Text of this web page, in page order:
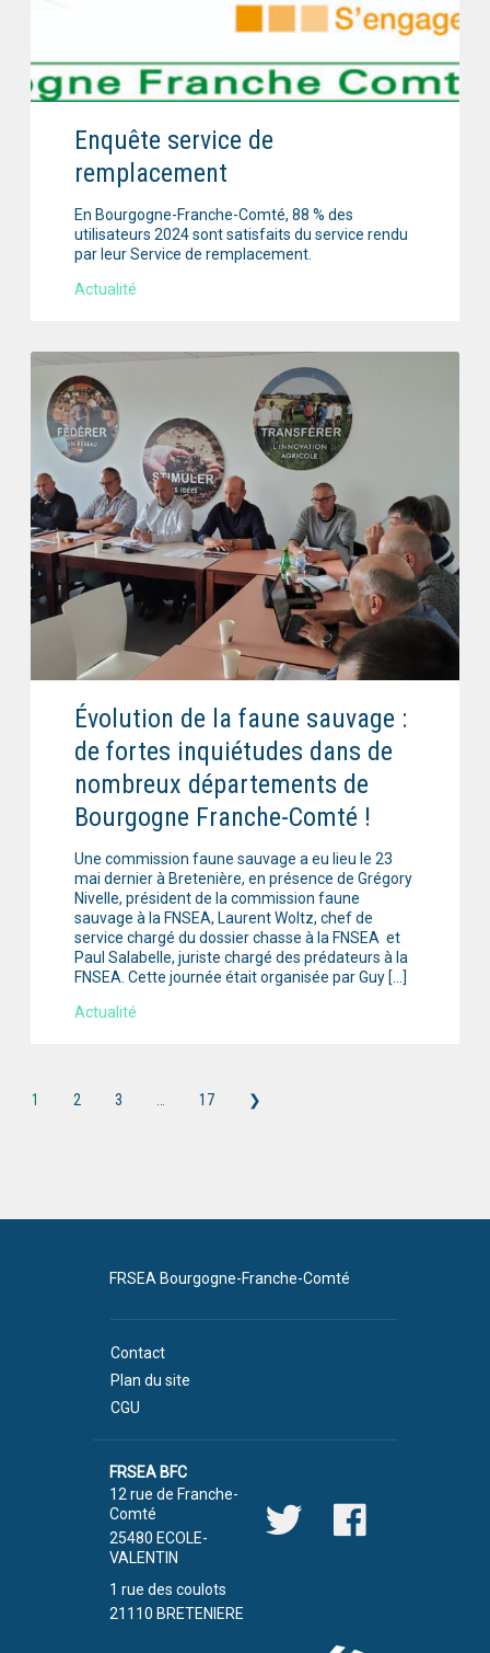
Enquête service de
remplacement
En Bourgogne-Franche-Comté, 88 % des
utilisateurs 2024 sont satisfaits du service rendu
par leur Service de remplacement.
Actualité
Évolution de la faune sauvage :
de fortes inquiétudes dans de
nombreux départements de
Bourgogne Franche-Comté !
Une commission faune sauvage a eu lieu le 23
mai dernier à Bretenière, en présence de Grégory
Nivelle, président de la commission faune
sauvage à la FNSEA, Laurent Woltz, chef de
service chargé du dossier chasse à la FNSEA et
Paul Salabelle, juriste chargé des prédateurs à la
FNSEA. Cette journée était organisée par Guy […]
Actualité
1 2 3 17 ❯
FRSEA Bourgogne-Franche-Comté
Contact
Plan du site
CGU
FRSEA BFC
12 rue de Franche-
Comté
25480 ECOLE-
VALENTIN
1 rue des coulots
21110 BRETENIERE